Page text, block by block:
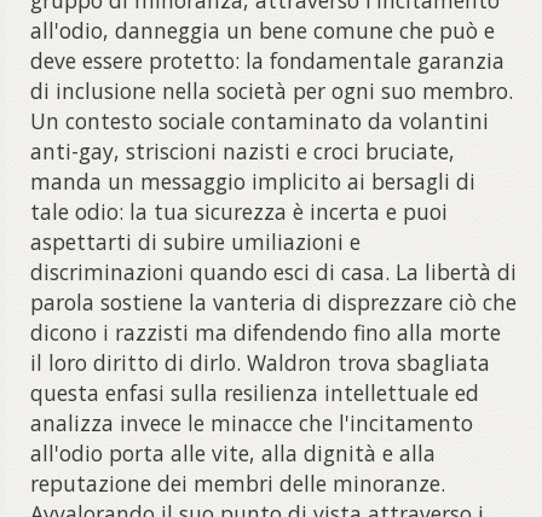
all'odio, danneggia un bene comune che può e
deve essere protetto: la fondamentale garanzia
di inclusione nella società per ogni suo membro.
Un contesto sociale contaminato da volantini
anti-gay, striscioni nazisti e croci bruciate,
manda un messaggio implicito ai bersagli di
tale odio: la tua sicurezza è incerta e puoi
aspettarti di subire umiliazioni e
discriminazioni quando esci di casa. La libertà di
parola sostiene la vanteria di disprezzare ciò che
dicono i razzisti ma difendendo fino alla morte
il loro diritto di dirlo. Waldron trova sbagliata
questa enfasi sulla resilienza intellettuale ed
analizza invece le minacce che l'incitamento
all'odio porta alle vite, alla dignità e alla
reputazione dei membri delle minoranze.